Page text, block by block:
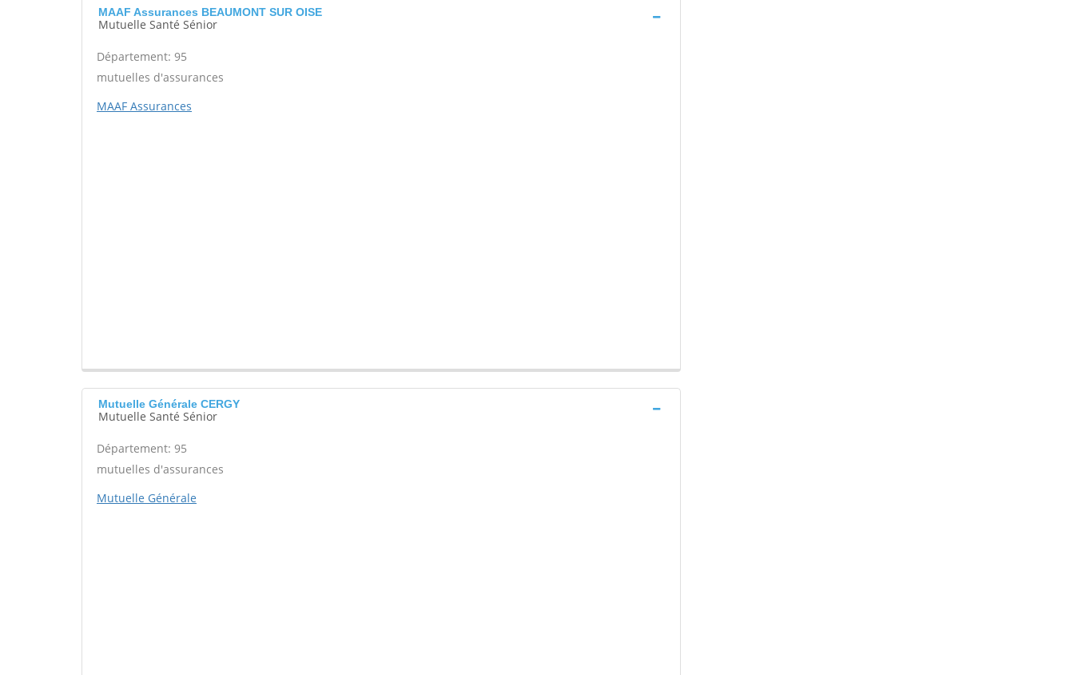
MAAF Assurances BEAUMONT SUR OISE
Mutuelle Santé Sénior
Département: 95
mutuelles d'assurances
MAAF Assurances
Mutuelle Générale CERGY
Mutuelle Santé Sénior
Département: 95
mutuelles d'assurances
Mutuelle Générale